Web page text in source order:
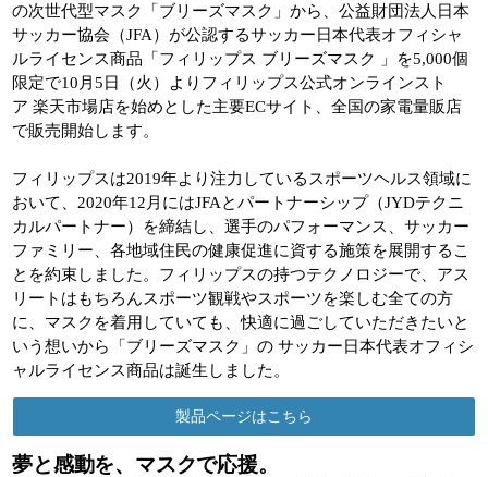
の次世代型マスク「ブリーズマスク」から、公益財団法人日本
サッカー協会（JFA）が公認するサッカー日本代表オフィシャ
ルライセンス商品「フィリップス ブリーズマスク 」を5,000個
限定で10月5日（火）よりフィリップス公式オンラインスト
ア 楽天市場店を始めとした主要ECサイト、全国の家電量販店
で販売開始します。
フィリップスは2019年より注力しているスポーツヘルス領域に
おいて、2020年12月にはJFAとパートナーシップ（JYDテクニ
カルパートナー）を締結し、選手のパフォーマンス、サッカー
ファミリー、各地域住民の健康促進に資する施策を展開するこ
とを約束しました。フィリップスの持つテクノロジーで、アス
リートはもちろんスポーツ観戦やスポーツを楽しむ全ての方
に、 マスクを着用していても、快適に過ごしていただきたいと
いう想いから「ブリーズマスク」の サッカー日本代表オフィシ
ャルライセンス商品は誕生しました。
製品ページはこちら
夢と感動を、マスクで応援。